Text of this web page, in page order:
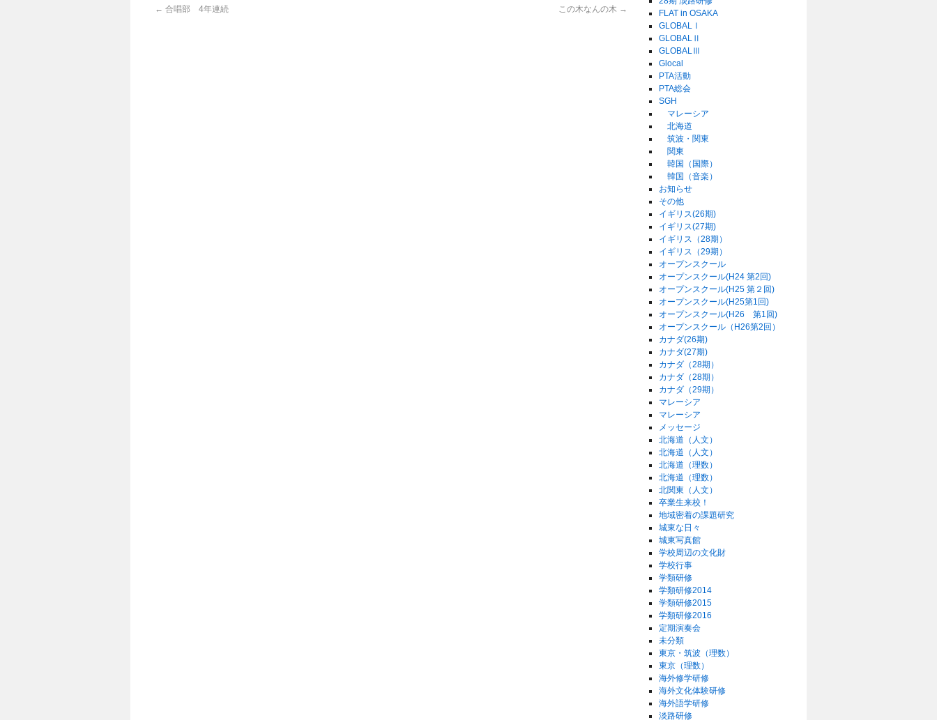
← 合唱部 4年連続 この木なんの木 →
FLAT in OSAKA
GLOBALⅠ
GLOBALⅡ
GLOBALⅢ
Glocal
PTA活動
PTA総会
SGH
マレーシア
北海道
筑波・関東
関東
韓国（国際）
韓国（音楽）
お知らせ
その他
イギリス(26期)
イギリス(27期)
イギリス（28期）
イギリス（29期）
オープンスクール
オープンスクール(H24 第2回)
オープンスクール(H25 第２回)
オープンスクール(H25第1回)
オープンスクール(H26 第1回)
オープンスクール（H26第2回）
カナダ(26期)
カナダ(27期)
カナダ（28期）
カナダ（28期）
カナダ（29期）
マレーシア
マレーシア
メッセージ
北海道（人文）
北海道（人文）
北海道（理数）
北海道（理数）
北関東（人文）
卒業生来校！
地域密着の課題研究
城東な日々
城東写真館
学校周辺の文化財
学校行事
学類研修
学類研修2014
学類研修2015
学類研修2016
定期演奏会
未分類
東京・筑波（理数）
東京（理数）
海外修学研修
海外文化体験研修
海外語学研修
淡路研修